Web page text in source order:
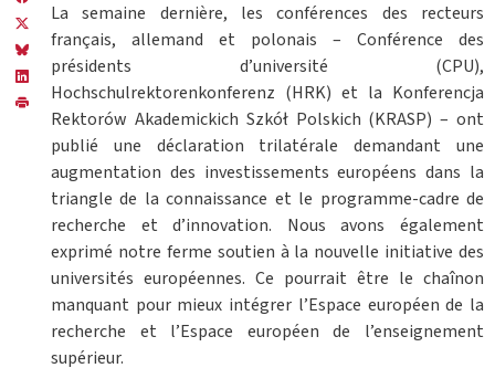
La semaine dernière, les conférences des recteurs
français, allemand et polonais – Conférence des
présidents d’université (CPU),
Hochschulrektorenkonferenz (HRK) et la Konferencja
Rektorów Akademickich Szkół Polskich (KRASP) – ont
publié une déclaration trilatérale demandant une
augmentation des investissements européens dans la
triangle de la connaissance et le programme-cadre de
recherche et d’innovation. Nous avons également
exprimé notre ferme soutien à la nouvelle initiative des
universités européennes. Ce pourrait être le chaînon
manquant pour mieux intégrer l’Espace européen de la
recherche et l’Espace européen de l’enseignement
supérieur.